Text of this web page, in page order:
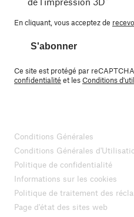
En cliquant, vous acceptez de
S'abonner
Ce site est protégé par
confidentialité et lesConditions
Conditions Générales
Conditions Générales
Politique de confidentialité
Informations sur les cookies
Politique de traitement des
Page d'état des sites web